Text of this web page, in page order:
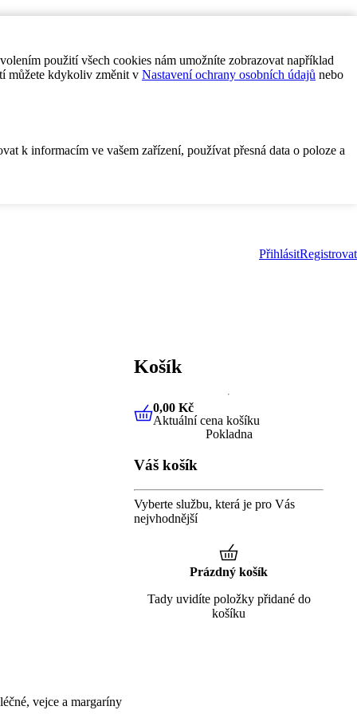
použití všech cookies nám umožníte zobrazovat například
můžete kdykoliv změnit v Nastavení ochrany osobních údajů nebo
k informacím ve vašem zařízení, používat přesná data o poloze a
PřihlásitRegistrovat
vejce a margaríny
Košík
0,00 KčAktuální cena košíku
0,00 Kč
Aktuální cena košíku
Pokladna
Váš košík
Vyberte službu, která je pro Vás
nejvhodnější
Prázdný košík
Tady uvidíte položky přidané do
košíku